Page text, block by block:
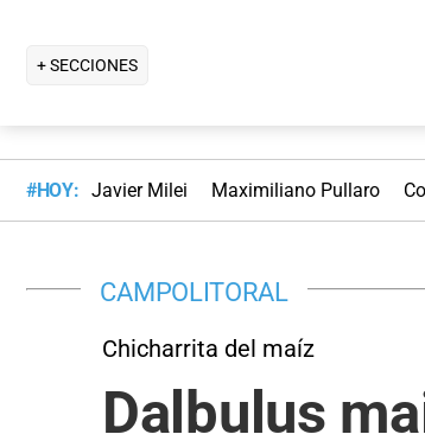
+ SECCIONES
#HOY: Javier Milei Maximiliano Pullaro
CAMPOLITORAL
Chicharrita del maíz
Dalbulus